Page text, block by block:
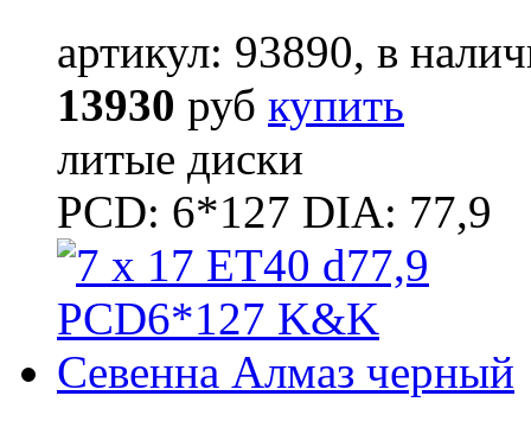
артикул: 93890, в
13930 руб купить
литые диски
PCD: 6*127 DIA: 77,9